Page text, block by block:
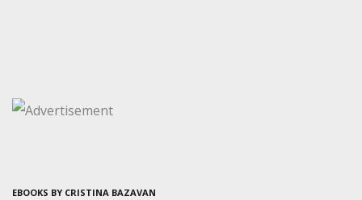
EBOOKS BY CRISTINA BAZAVAN